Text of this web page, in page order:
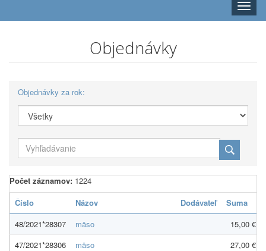
Toggle
Objednávky
Objednávky za rok:
Počet záznamov: 1224
Číslo
Názov Dodávateľ Suma
48/2021*28307
mäso 15,00 €
47/2021*28306
mäso 27,00 €